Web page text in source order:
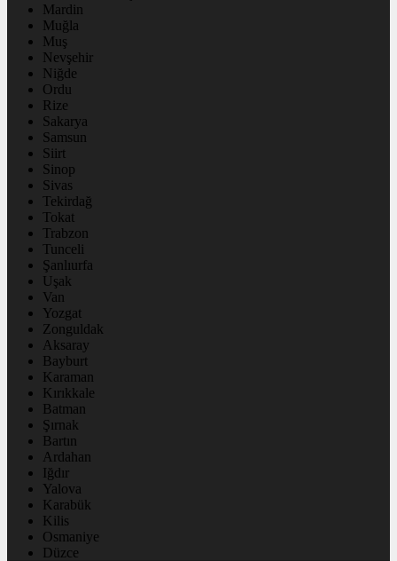
Mardin
Muğla
Muş
Nevşehir
Niğde
Ordu
Rize
Sakarya
Samsun
Siirt
Sinop
Sivas
Tekirdağ
Tokat
Trabzon
Tunceli
Şanlıurfa
Uşak
Van
Yozgat
Zonguldak
Aksaray
Bayburt
Karaman
Kırıkkale
Batman
Şırnak
Bartın
Ardahan
Iğdır
Yalova
Karabük
Kilis
Osmaniye
Düzce